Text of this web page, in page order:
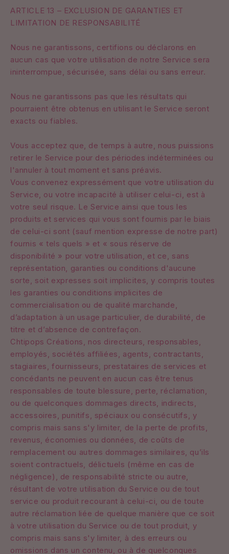
ARTICLE 13 – EXCLUSION DE GARANTIES ET
LIMITATION DE RESPONSABILITÉ
Nous ne garantissons, certifions ou déclarons en
aucun cas que votre utilisation de notre Service sera
ininterrompue, sécurisée, sans délai ou sans erreur.
Nous ne garantissons pas que les résultats qui
pourraient être obtenus en utilisant le Service seront
exacts ou fiables.
Vous acceptez que, de temps à autre, nous puissions
retirer le Service pour des périodes indéterminées ou
l'annuler à tout moment et sans préavis.
Vous convenez expressément que votre utilisation du
Service, ou votre incapacité à utiliser celui-ci, est à
votre seul risque. Le Service ainsi que tous les
produits et services qui vous sont fournis par le biais
de celui-ci sont (sauf mention expresse de notre part)
fournis « tels quels » et « sous réserve de
disponibilité » pour votre utilisation, et ce, sans
représentation, garanties ou conditions d'aucune
sorte, soit expresses soit implicites, y compris toutes
les garanties ou conditions implicites de
commercialisation ou de qualité marchande,
d’adaptation à un usage particulier, de durabilité, de
titre et d’absence de contrefaçon.
Chtipops Créations, nos directeurs, responsables,
employés, sociétés affiliées, agents, contractants,
stagiaires, fournisseurs, prestataires de services et
concédants ne peuvent en aucun cas être tenus
responsables de toute blessure, perte, réclamation,
ou de quelconques dommages directs, indirects,
accessoires, punitifs, spéciaux ou consécutifs, y
compris mais sans s'y limiter, de la perte de profits,
revenus, économies ou données, de coûts de
remplacement ou autres dommages similaires, qu’ils
soient contractuels, délictuels (même en cas de
négligence), de responsabilité stricte ou autre,
résultant de votre utilisation du Service ou de tout
service ou produit recourant à celui-ci, ou de toute
autre réclamation liée de quelque manière que ce soit
à votre utilisation du Service ou de tout produit, y
compris mais sans s'y limiter, à des erreurs ou
omissions dans un contenu, ou à de quelconques